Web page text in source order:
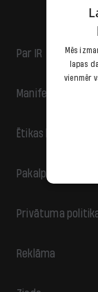
Par IR
Manifests
Ētikas kodekss
Pakalpojumu
Privātuma
Reklāma
Mēs
lapas
vienmēr